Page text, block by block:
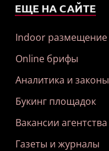
ЕЩЕ НА САЙТЕ
Indoor размещение
Online брифы
Аналитика и законы
Букинг площадок
Вакансии агентства
Газеты и журналы